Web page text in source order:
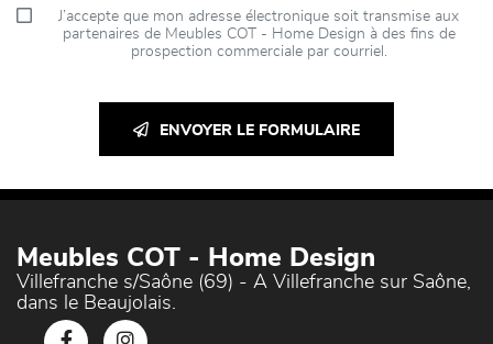
J’accepte que mon adresse électronique soit transmise aux
partenaires de Meubles COT - Home Design à des fins de
prospection commerciale par courriel.
ENVOYER LE FORMULAIRE
Meubles COT - Home Design
Villefranche s/Saône (69) - A Villefranche sur Saône,
dans le Beaujolais.